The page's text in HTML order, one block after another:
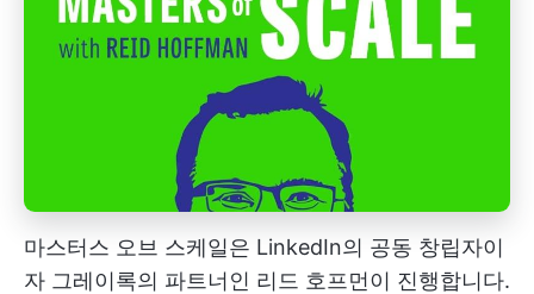
마스터스 오브 스케일은 LinkedIn의 공동 창립자이
자 그레이록의 파트너인 리드 호프먼이 진행합니다.